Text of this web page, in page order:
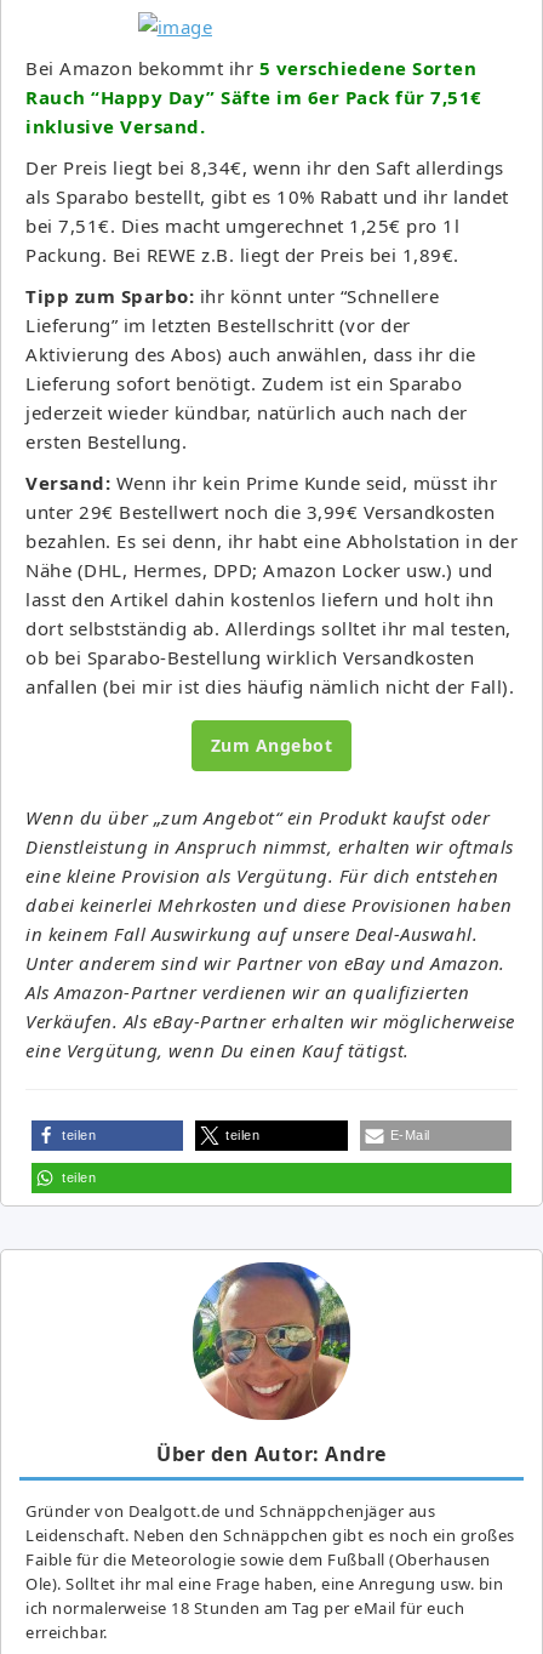
Bei Amazon bekommt ihr 5 verschiedene Sorten
Rauch “Happy Day” Säfte im 6er Pack für 7,51€
inklusive Versand.
Der Preis liegt bei 8,34€, wenn ihr den Saft allerdings
als Sparabo bestellt, gibt es 10% Rabatt und ihr landet
bei 7,51€. Dies macht umgerechnet 1,25€ pro 1l
Packung. Bei REWE z.B. liegt der Preis bei 1,89€.
Tipp zum Sparbo: ihr könnt unter “Schnellere
Lieferung” im letzten Bestellschritt (vor der
Aktivierung des Abos) auch anwählen, dass ihr die
Lieferung sofort benötigt. Zudem ist ein Sparabo
jederzeit wieder kündbar, natürlich auch nach der
ersten Bestellung.
Versand: Wenn ihr kein Prime Kunde seid, müsst ihr
unter 29€ Bestellwert noch die 3,99€ Versandkosten
bezahlen. Es sei denn, ihr habt eine Abholstation in der
Nähe (DHL, Hermes, DPD; Amazon Locker usw.) und
lasst den Artikel dahin kostenlos liefern und holt ihn
dort selbstständig ab. Allerdings solltet ihr mal testen,
ob bei Sparabo-Bestellung wirklich Versandkosten
anfallen (bei mir ist dies häufig nämlich nicht der Fall).
Zum Angebot
Wenn du über „zum Angebot“ ein Produkt kaufst oder
Dienstleistung in Anspruch nimmst, erhalten wir oftmals
eine kleine Provision als Vergütung. Für dich entstehen
dabei keinerlei Mehrkosten und diese Provisionen haben
in keinem Fall Auswirkung auf unsere Deal-Auswahl.
Unter anderem sind wir Partner von eBay und Amazon.
Als Amazon-Partner verdienen wir an qualifizierten
Verkäufen. Als eBay-Partner erhalten wir möglicherweise
eine Vergütung, wenn Du einen Kauf tätigst.
teilen teilen E-Mail
teilen
Über den Autor: Andre
Gründer von Dealgott.de und Schnäppchenjäger aus
Leidenschaft. Neben den Schnäppchen gibt es noch ein großes
Fai­ble für die Meteorologie sowie dem Fußball (Oberhausen
Ole). Solltet ihr mal eine Frage haben, eine Anregung usw. bin
ich normalerweise 18 Stunden am Tag per eMail für euch
erreichbar.